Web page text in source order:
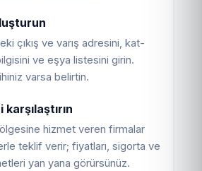
çıkış ve varış adresini, kat-
ve eşya listesini girin.
varsa belirtin.
hizmet veren firmalar
teklif verir; fiyatları, sigorta ve
yan yana görürsünüz.